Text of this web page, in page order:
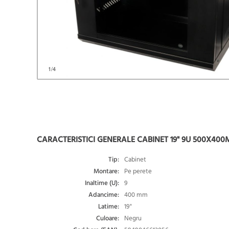
1/4
CARACTERISTICI GENERALE CABINET 19" 9U
Tip: Cabinet
Montare: Pe perete
Inaltime (U): 9
Adancime: 400 mm
Latime: 19"
Culoare: Negru